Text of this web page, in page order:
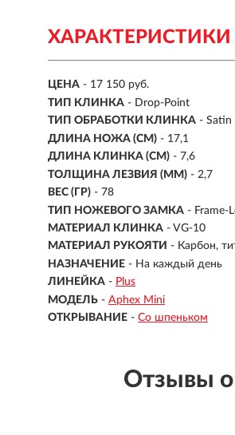
ХАРАКТЕРИСТИКИ
ЦЕНА - 17 150 руб.
ТИП КЛИНКА - Drop-Point
ТИП ОБРАБОТКИ КЛИНКА - Satin
ДЛИНА НОЖА (СМ) - 17,1
ДЛИНА КЛИНКА (СМ) - 7,6
ТОЛЩИНА ЛЕЗВИЯ (ММ) - 2,7
ВЕС (ГР) - 78
ТИП НОЖЕВОГО ЗАМКА - Frame-
МАТЕРИАЛ КЛИНКА - VG-10
МАТЕРИАЛ РУКОЯТИ - Карбон,
НАЗНАЧЕНИЕ - На каждый день
ЛИНЕЙКА - Plus
МОДЕЛЬ - Aphex Mini
ОТКРЫВАНИЕ - Со шпеньком
Отзывы о